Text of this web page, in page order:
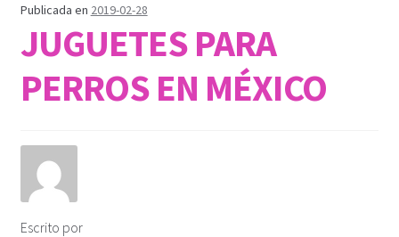
Publicada en 2019-02-28
JUGUETES PARA
PERROS EN MÉXICO
Escrito por